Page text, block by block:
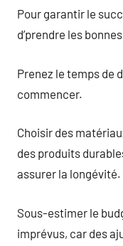
Pour garantir le
d’prendre les
Prenez le temps de
commencer.
Choisir des
des produits
assurer la longévité.
Sous-estimer le
imprévus, car des